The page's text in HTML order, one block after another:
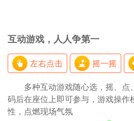
互动游戏，人人争第一
左右点击 摇一摇
多种互动游戏随心选，摇、点
码后在座位上即可参与，游戏操作
性，点燃现场气氛